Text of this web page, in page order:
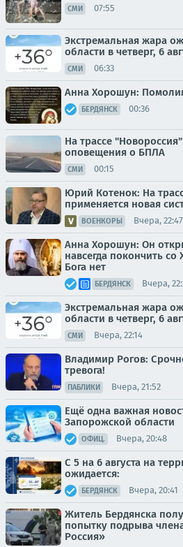
СМИ 07:55
Экстремальная жара
области в четверг, 6
СМИ 06:33
Анна Хорошун:
БЕРДЯНСК 00:36
На трассе
оповещения о БПЛА
СМИ 00:15
Юрий Котенок: На
применяется новая
ВОЕНКОРЫ Вчера, 22:47
Анна Хорошун: Он
навсегда покончить со
Бога нет
БЕРДЯНСК Вчера,
Экстремальная жара
области в четверг, 6
СМИ Вчера, 22:14
Владимир Рогов:
тревога!
ПАБЛИКИ Вчера, 21:52
Ещё одна важная
Запорожской области
ОФИЦ. Вчера, 20:48
С 5 на 6 августа на
ожидается:
БЕРДЯНСК Вчера, 20:41
Житель Бердянска
попытку подрыва
Россия»